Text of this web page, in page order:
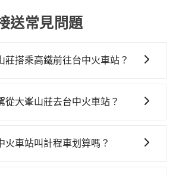
送常見問題
莊搭乘高鐵前往台中火車站？
往高鐵站！從最早06:21一直到
費約2,600元、車程約142分鐘。抵
從大峯山莊去台中火車站？
因為要自己開車），最重要的是你
火車站叫計程車划算嗎？